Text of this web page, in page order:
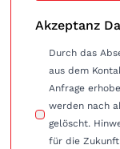
Akzeptanz
Durch das
aus dem
Anfrage
werden nach
gelöscht. Hinweis: Sie können Ihre Einwilligung jederzeit
für die